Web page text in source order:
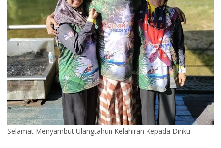
Selamat Menyambut Ulangtahun Kelahiran Kepada Diriku